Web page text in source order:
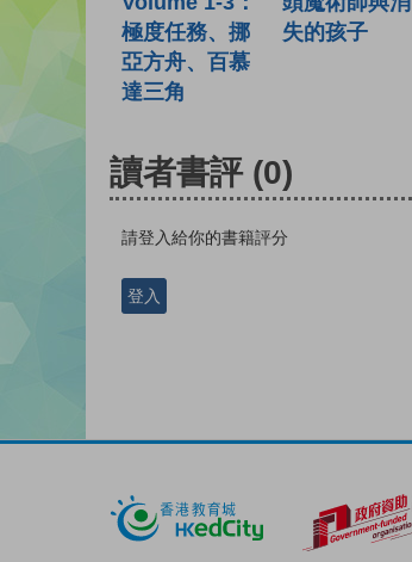
極度任務、挪
亞方舟、百慕
達三角
失的孩子
讀者書評 (0)
請登入給你的書籍評分
登入